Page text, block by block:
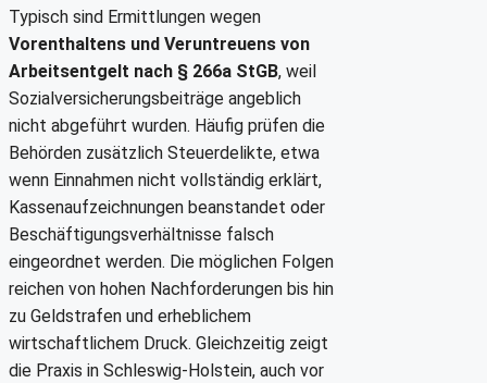
Typisch sind Ermittlungen wegen
Vorenthaltens und Veruntreuens von
Arbeitsentgelt nach § 266a StGB, weil
Sozialversicherungsbeiträge angeblich
nicht abgeführt wurden. Häufig prüfen die
Behörden zusätzlich Steuerdelikte, etwa
wenn Einnahmen nicht vollständig erklärt,
Kassenaufzeichnungen beanstandet oder
Beschäftigungsverhältnisse falsch
eingeordnet werden. Die möglichen Folgen
reichen von hohen Nachforderungen bis hin
zu Geldstrafen und erheblichem
wirtschaftlichem Druck. Gleichzeitig zeigt
die Praxis in Schleswig-Holstein, auch vor